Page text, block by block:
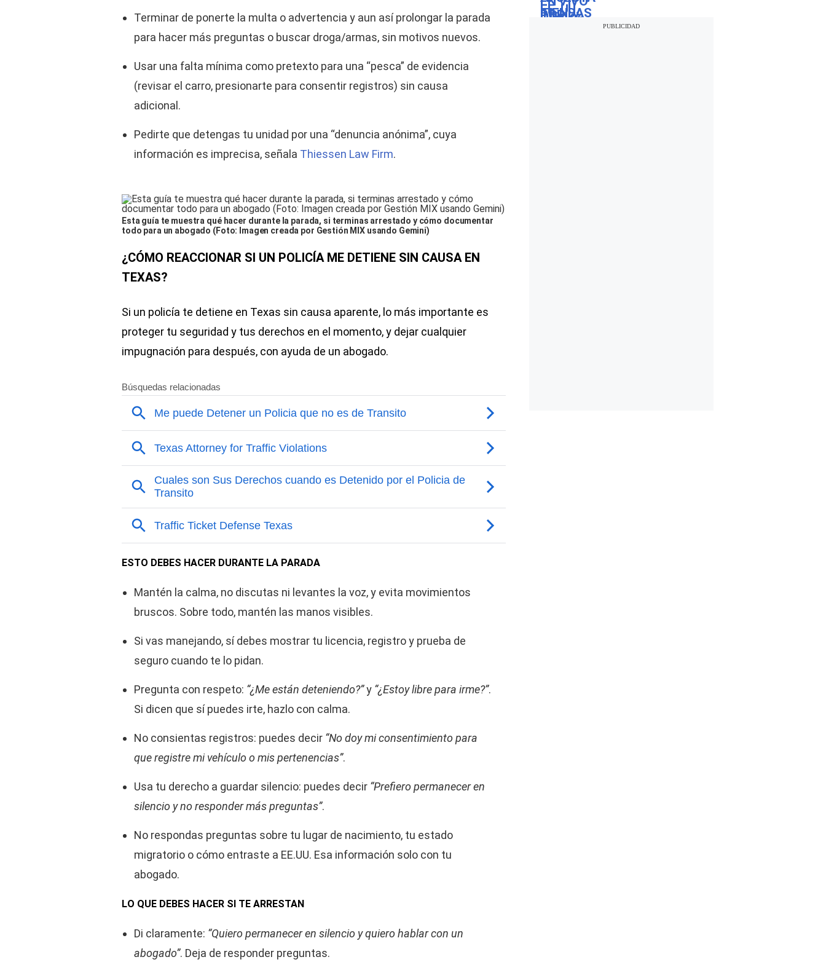
Terminar de ponerte la multa o advertencia y aun así prolongar la parada
para hacer más preguntas o buscar droga/armas, sin motivos nuevos.
Usar una falta mínima como pretexto para una “pesca” de evidencia
(revisar el carro, presionarte para consentir registros) sin causa
adicional.
Pedirte que detengas tu unidad por una “denuncia anónima”, cuya
información es imprecisa, señala Thiessen Law Firm.
Esta guía te muestra qué hacer durante la parada, si terminas arrestado y cómo documentar
todo para un abogado (Foto: Imagen creada por Gestión MIX usando Gemini)
¿CÓMO REACCIONAR SI UN POLICÍA ME DETIENE SIN CAUSA EN
TEXAS?
Si un policía te detiene en Texas sin causa aparente, lo más importante es
proteger tu seguridad y tus derechos en el momento, y dejar cualquier
impugnación para después, con ayuda de un abogado.
ESTO DEBES HACER DURANTE LA PARADA
Mantén la calma, no discutas ni levantes la voz, y evita movimientos
bruscos. Sobre todo, mantén las manos visibles.
Si vas manejando, sí debes mostrar tu licencia, registro y prueba de
seguro cuando te lo pidan.
Pregunta con respeto: “¿Me están deteniendo?”y “¿Estoy libre para irme?”.
Si dicen que sí puedes irte, hazlo con calma.
No consientas registros: puedes decir “No doy mi consentimiento para
que registre mi vehículo o mis pertenencias”.
Usa tu derecho a guardar silencio: puedes decir “Prefiero permanecer en
silencio y no responder más preguntas”.
No respondas preguntas sobre tu lugar de nacimiento, tu estado
migratorio o cómo entraste a EE.UU. Esa información solo con tu
abogado.
LO QUE DEBES HACER SI TE ARRESTAN
Di claramente: “Quiero permanecer en silencio y quiero hablar con un
abogado”. Deja de responder preguntas.